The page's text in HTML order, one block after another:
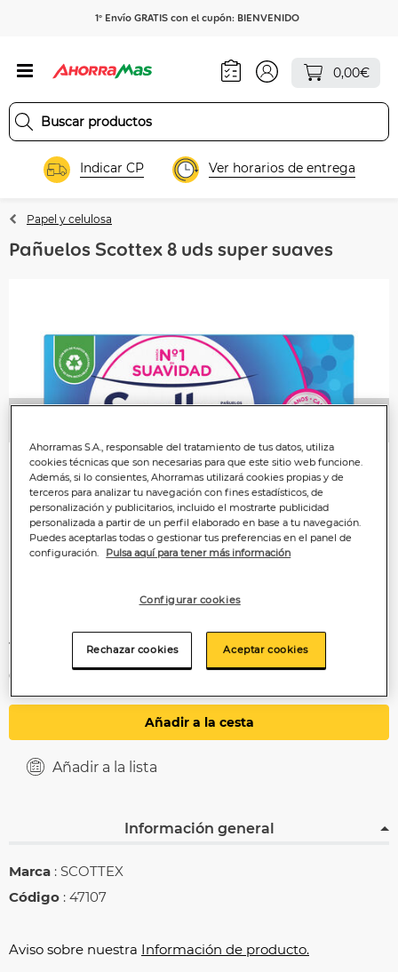
1º Envío GRATIS con el cupón: BIENVENIDO
0,00€
Indicar CP Ver horarios de entrega
Papel y celulosa
Pañuelos Scottex 8 uds super suaves
1
0,19€/unidad
Añadir a la cesta
Añadir a la lista
Información general
Marca : SCOTTEX
Código : 47107
Aviso sobre nuestra Información de producto.
Ahorramas S.A., responsable del tratamiento de tus datos, utiliza
cookies técnicas que son necesarias para que este sitio web funcione.
Además, si lo consientes, Ahorramas utilizará cookies propias y de
terceros para analizar tu navegación con fines estadísticos, de
personalización y publicitarios, incluido el mostrarte publicidad
personalizada a partir de un perfil elaborado en base a tu navegación.
Puedes aceptarlas todas o gestionar tus preferencias en el panel de
configuración.
Pulsa aquí para tener más información
Configurar cookies
Rechazar cookies Aceptar cookies